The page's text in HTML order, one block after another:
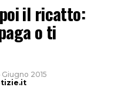
il ricatto:
o ti
Giugno 2015